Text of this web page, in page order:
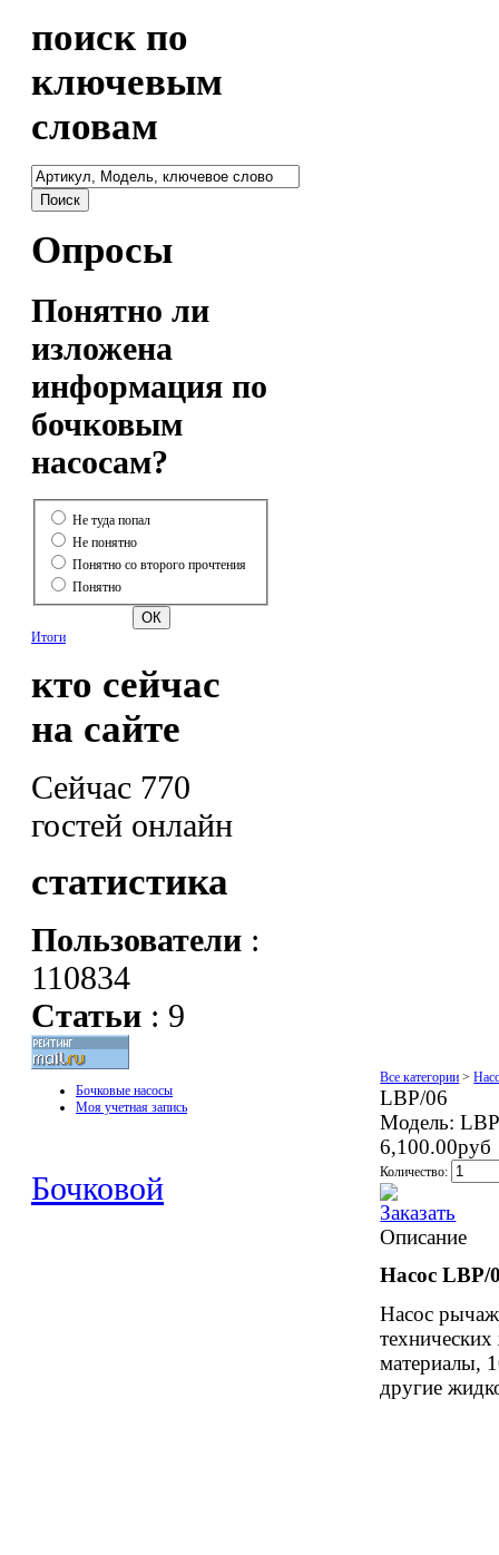
поиск по
ключевым
словам
Опросы
Понятно ли
изложена
информация по
бочковым
насосам?
Не туда попал
Не понятно
Понятно со второго прочтения
Понятно
Итоги
кто сейчас
на сайте
Сейчас 770
гостей онлайн
статистика
Пользователи :
110834
Статьи : 9
Все категории >
LBP/06
Модель:
6,100.00руб
Количество:
Описание
НасосLBP/
Насос
материалы,
другие
Бочковые насосы
Моя учетная запись
Бочковой